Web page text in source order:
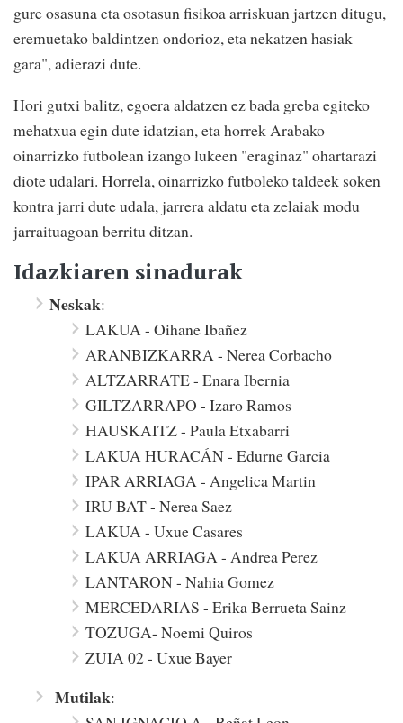
gure osasuna eta osotasun fisikoa arriskuan jartzen ditugu,
eremuetako baldintzen ondorioz, eta nekatzen hasiak
gara", adierazi dute.
Hori gutxi balitz, egoera aldatzen ez bada greba egiteko
mehatxua egin dute idatzian, eta horrek Arabako
oinarrizko futbolean izango lukeen "eraginaz" ohartarazi
diote udalari. Horrela, oinarrizko futboleko taldeek soken
kontra jarri dute udala, jarrera aldatu eta zelaiak modu
jarraituagoan berritu ditzan.
Idazkiaren sinadurak
Neskak:
LAKUA - Oihane Ibañez
ARANBIZKARRA - Nerea Corbacho
ALTZARRATE - Enara Ibernia
GILTZARRAPO - Izaro Ramos
HAUSKAITZ - Paula Etxabarri
LAKUA HURACÁN - Edurne Garcia
IPAR ARRIAGA - Angelica Martin
IRU BAT - Nerea Saez
LAKUA - Uxue Casares
LAKUA ARRIAGA - Andrea Perez
LANTARON - Nahia Gomez
MERCEDARIAS - Erika Berrueta Sainz
TOZUGA- Noemi Quiros
ZUIA 02 - Uxue Bayer
Mutilak: